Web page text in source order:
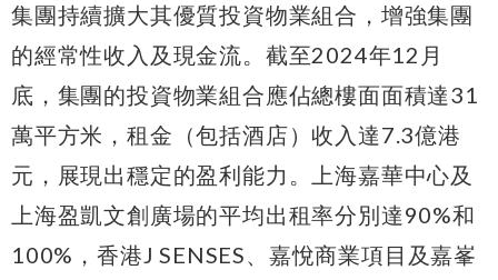
集團持續擴大其優質投資物業組合，增強集團
的經常性收入及現金流。截至2024年12月
底，集團的投資物業組合應佔總樓面面積達31
萬平方米，租金（包括酒店）收入達7.3億港
元，展現出穩定的盈利能力。上海嘉華中心及
上海盈凱文創廣場的平均出租率分別達90%和
100%，香港J SENSES、嘉悅商業項目及嘉峯